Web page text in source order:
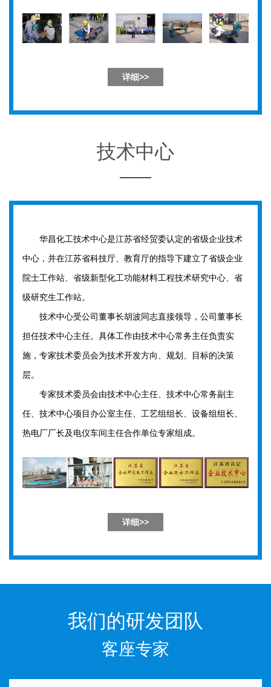
详细>>
技术中心
华昌化工技术中心是江苏省经贸委认定的省级企业技术
中心，并在江苏省科技厅、教育厅的指导下建立了省级企业
院士工作站、省级新型化工功能材料工程技术研究中心、省
级研究生工作站。
技术中心受公司董事长胡波同志直接领导，公司董事长
担任技术中心主任。具体工作由技术中心常务主任负责实
施，专家技术委员会为技术开发方向、规划、目标的决策
层。
专家技术委员会由技术中心主任、技术中心常务副主
任、技术中心项目办公室主任、工艺组组长、设备组组长、
热电厂厂长及电仪车间主任合作单位专家组成。
详细>>
我们的研发团队
客座专家